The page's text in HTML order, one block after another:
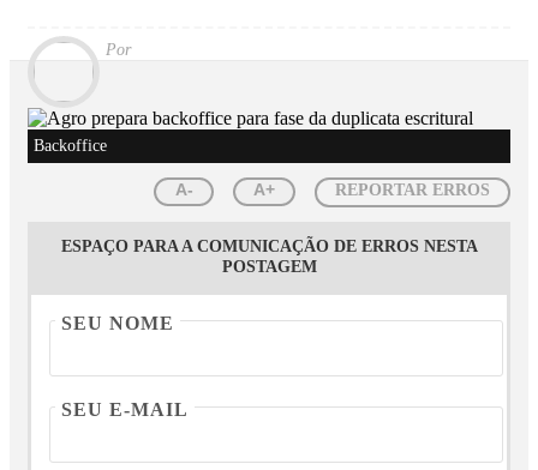
Por
Backoffice
A- A+ REPORTAR ERROS
ESPAÇO PARA A COMUNICAÇÃO DE ERROS NESTA
POSTAGEM
SEU NOME
SEU E-MAIL